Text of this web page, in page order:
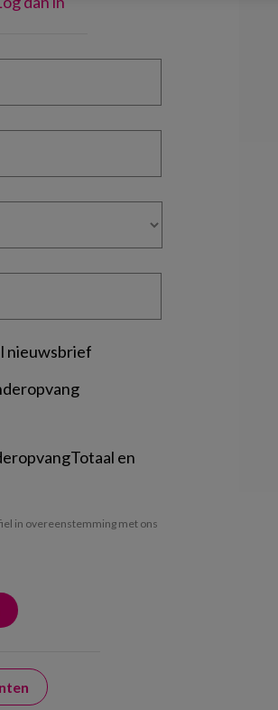
nieuwsbrief
en
in overeenstemming met ons